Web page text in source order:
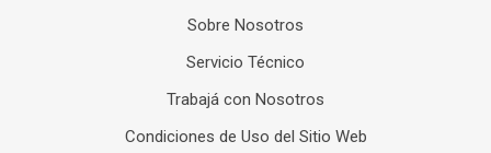
Sobre Nosotros
Servicio Técnico
Trabajá con Nosotros
Condiciones de Uso del Sitio Web